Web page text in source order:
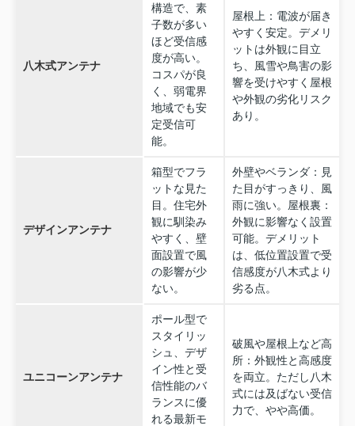
八木式アンテナ
構造で、素
子数が多い
ほど受信感
度が高い。
コスパが良
く、弱電界
地域でも安
定受信可
能。
屋根上：電波が届き
やすく安定。デメリ
ットは外観に目立
ち、風雪や鳥害の影
響を受けやすく屋根
や外観の劣化リスク
あり。
デザインアンテナ
箱型でフラ
ットな見た
目。住宅外
観に馴染み
やすく、壁
面設置で風
の影響が少
ない。
外壁やベランダ：見
た目がすっきり、風
雨に強い。屋根裏：
外観に影響なく設置
可能。デメリット
は、低位置設置で受
信感度が八木式より
劣る点。
ユニコーンアンテナ
ポール型で
スタイリッ
シュ、デザ
イン性と受
信性能のバ
ランスに優
れる最新モ
破風や屋根上など高
所：外観性と高感度
を両立。ただし八木
式には及ばない受信
力で、やや高価。